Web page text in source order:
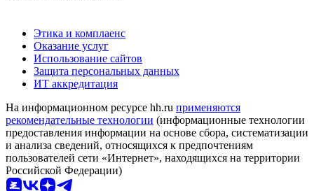
Этика и комплаенс
Оказание услуг
Использование сайтов
Защита персональных данных
ИТ аккредитация
На информационном ресурсе hh.ru применяются
рекомендательные технологии (информационные технологии
предоставления информации на основе сбора, систематизации
и анализа сведений, относящихся к предпочтениям
пользователей сети «Интернет», находящихся на территории
Российской Федерации)